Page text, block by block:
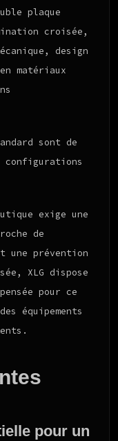
plaque
croisée,
design
matériaux
sont de
configurations
exige une
de
une prévention
XLG dispose
pour ce
équipements
pour un